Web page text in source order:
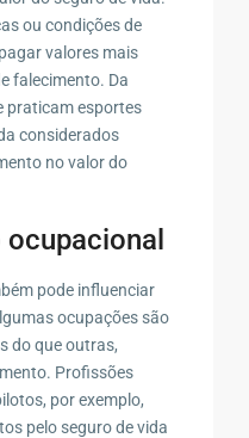
ou condições de
valores mais
falecimento. Da
praticam esportes
considerados
no valor do
pode influenciar
ocupações são
do que outras,
Profissões
por exemplo,
pelo seguro de vida